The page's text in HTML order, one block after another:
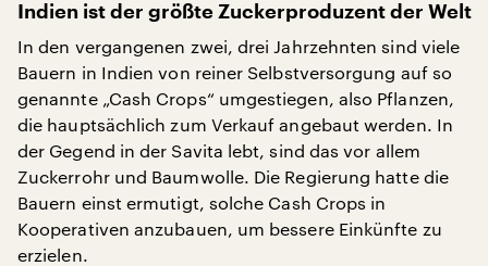
Indien ist der größte Zuckerproduzent der Welt
In den vergangenen zwei, drei Jahrzehnten sind viele
Bauern in Indien von reiner Selbstversorgung auf so
genannte „Cash Crops“ umgestiegen, also Pflanzen,
die hauptsächlich zum Verkauf angebaut werden. In
der Gegend in der Savita lebt, sind das vor allem
Zuckerrohr und Baumwolle. Die Regierung hatte die
Bauern einst ermutigt, solche Cash Crops in
Kooperativen anzubauen, um bessere Einkünfte zu
erzielen.